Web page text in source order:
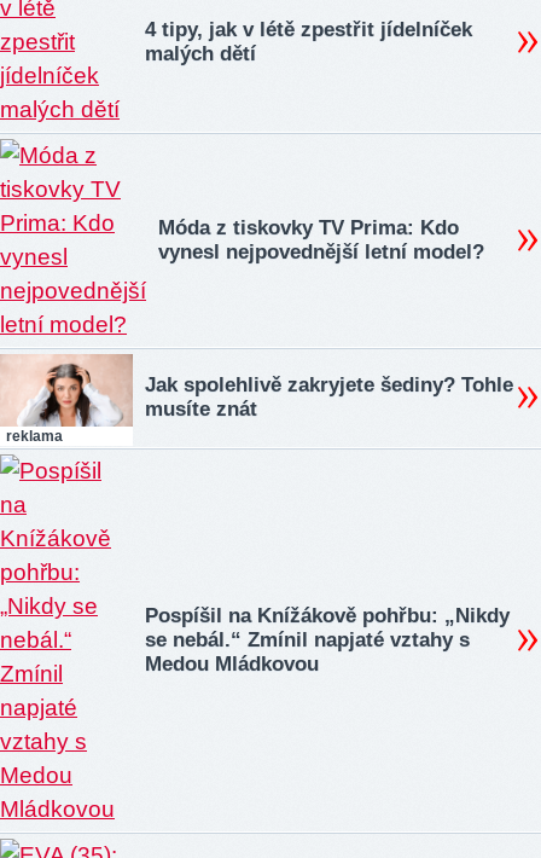
4 tipy, jak v létě zpestřit jídelníček
malých dětí
Móda z tiskovky TV Prima: Kdo
vynesl nejpovednější letní model?
reklama
Jak spolehlivě zakryjete šediny? Tohle
musíte znát
Pospíšil na Knížákově pohřbu: „Nikdy
se nebál.“ Zmínil napjaté vztahy s
Medou Mládkovou